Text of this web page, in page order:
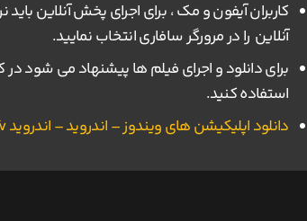
آنلاین را در مرورگر سافاری انتخاب نمایید.
استفاده کنید.
دانلود اپلیکیشن های ویندوز – اندروید – اندروید Tv و IOS ناین مووی.